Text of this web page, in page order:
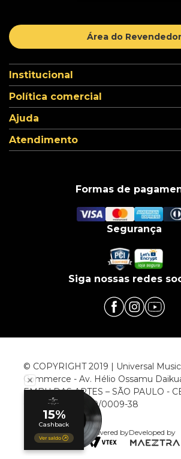
Área do Revendedor
Institucional
Política comercial
Ajuda
Atendimento
Formas de
Segurança
Siga nossas redes
© COPYRIGHT 2019 | Universal
Commerce - Av. Hélio Ossamu
EMBU DAS ARTES – SÃO PAULO -
CNPJ: 00.952.789/0009-38
Powered byDeveloped by